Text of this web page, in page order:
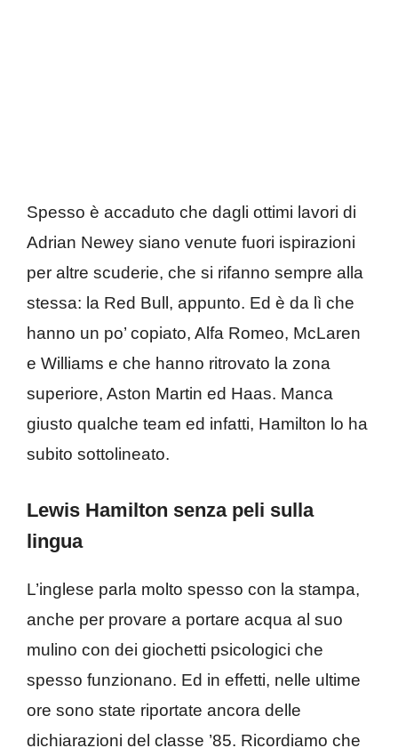
Spesso è accaduto che dagli ottimi lavori di
Adrian Newey siano venute fuori ispirazioni
per altre scuderie, che si rifanno sempre alla
stessa: la Red Bull, appunto. Ed è da lì che
hanno un po’ copiato, Alfa Romeo, McLaren
e Williams e che hanno ritrovato la zona
superiore, Aston Martin ed Haas. Manca
giusto qualche team ed infatti, Hamilton lo ha
subito sottolineato.
Lewis Hamilton senza peli sulla
lingua
L’inglese parla molto spesso con la stampa,
anche per provare a portare acqua al suo
mulino con dei giochetti psicologici che
spesso funzionano. Ed in effetti, nelle ultime
ore sono state riportate ancora delle
dichiarazioni del classe ’85. Ricordiamo che